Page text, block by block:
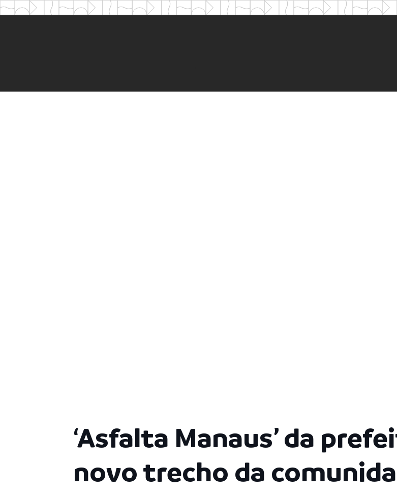
‘Asfalta Manaus’ da
novo trecho da